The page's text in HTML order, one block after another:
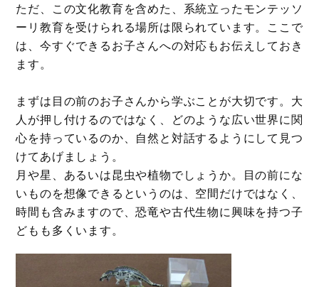
ただ、この文化教育を含めた、系統立ったモンテッソ
ーリ教育を受けられる場所は限られています。ここで
は、今すぐできるお子さんへの対応もお伝えしておき
ます。
まずは目の前のお子さんから学ぶことが大切です。大
人が押し付けるのではなく、どのような広い世界に関
心を持っているのか、自然と対話するようにして見つ
けてあげましょう。
月や星、あるいは昆虫や植物でしょうか。目の前にな
いものを想像できるというのは、空間だけではなく、
時間も含みますので、恐竜や古代生物に興味を持つ子
どもも多くいます。